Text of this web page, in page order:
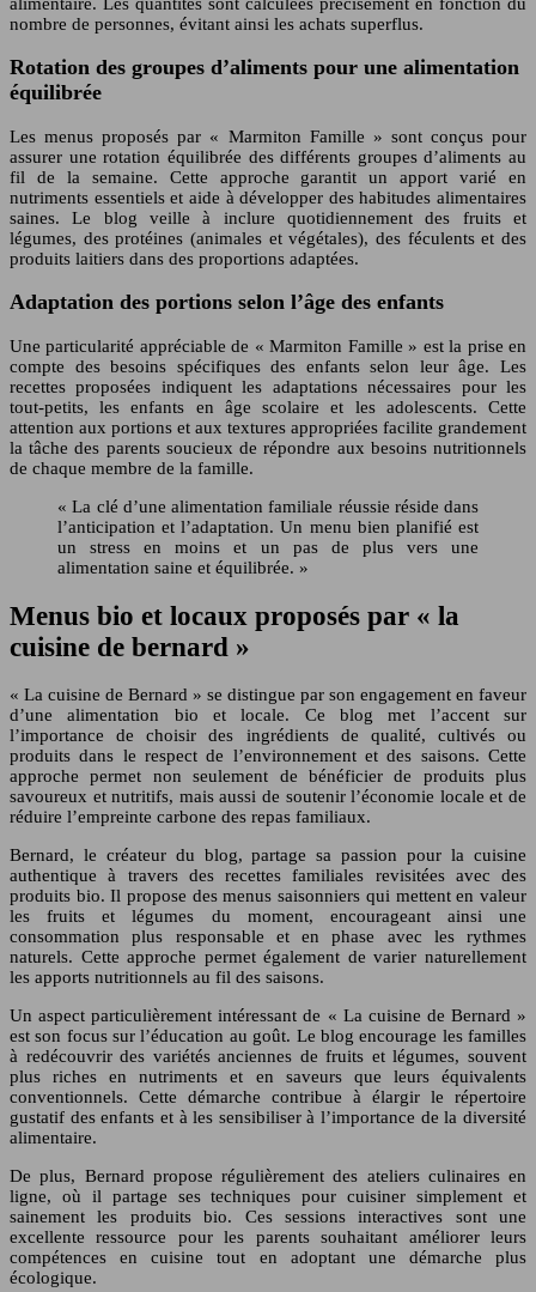
nombre de personnes, évitant ainsi les achats superflus.
Rotation des groupes d’aliments pour une alimentation
équilibrée
Les menus proposés par « Marmiton Famille » sont conçus pour
assurer une rotation équilibrée des différents groupes d’aliments au
fil de la semaine. Cette approche garantit un apport varié en
nutriments essentiels et aide à développer des habitudes alimentaires
saines. Le blog veille à inclure quotidiennement des fruits et
légumes, des protéines (animales et végétales), des féculents et des
produits laitiers dans des proportions adaptées.
Adaptation des portions selon l’âge des enfants
Une particularité appréciable de « Marmiton Famille » est la prise en
compte des besoins spécifiques des enfants selon leur âge. Les
recettes proposées indiquent les adaptations nécessaires pour les
tout-petits, les enfants en âge scolaire et les adolescents. Cette
attention aux portions et aux textures appropriées facilite grandement
la tâche des parents soucieux de répondre aux besoins nutritionnels
de chaque membre de la famille.
« La clé d’une alimentation familiale réussie réside dans
l’anticipation et l’adaptation. Un menu bien planifié est
un stress en moins et un pas de plus vers une
alimentation saine et équilibrée. »
Menus bio et locaux proposés par « la
cuisine de bernard »
« La cuisine de Bernard » se distingue par son engagement en faveur
d’une alimentation bio et locale. Ce blog met l’accent sur
l’importance de choisir des ingrédients de qualité, cultivés ou
produits dans le respect de l’environnement et des saisons. Cette
approche permet non seulement de bénéficier de produits plus
savoureux et nutritifs, mais aussi de soutenir l’économie locale et de
réduire l’empreinte carbone des repas familiaux.
Bernard, le créateur du blog, partage sa passion pour la cuisine
authentique à travers des recettes familiales revisitées avec des
produits bio. Il propose des menus saisonniers qui mettent en valeur
les fruits et légumes du moment, encourageant ainsi une
consommation plus responsable et en phase avec les rythmes
naturels. Cette approche permet également de varier naturellement
les apports nutritionnels au fil des saisons.
Un aspect particulièrement intéressant de « La cuisine de Bernard »
est son focus sur l’éducation au goût. Le blog encourage les familles
à redécouvrir des variétés anciennes de fruits et légumes, souvent
plus riches en nutriments et en saveurs que leurs équivalents
conventionnels. Cette démarche contribue à élargir le répertoire
gustatif des enfants et à les sensibiliser à l’importance de la diversité
alimentaire.
De plus, Bernard propose régulièrement des ateliers culinaires en
ligne, où il partage ses techniques pour cuisiner simplement et
sainement les produits bio. Ces sessions interactives sont une
excellente ressource pour les parents souhaitant améliorer leurs
compétences en cuisine tout en adoptant une démarche plus
écologique.